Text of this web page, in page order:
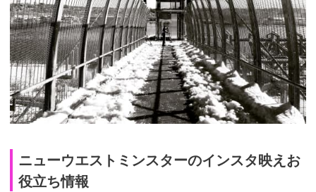
ニューウエストミンスターのインスタ映えお
役立ち情報